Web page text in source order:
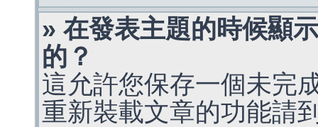
» 在發表主題的時候顯
的？
這允許您保存一個未完
重新裝載文章的功能請